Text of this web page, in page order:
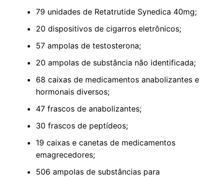
79 unidades de Retatrutide Synedica 40mg;
20 dispositivos de cigarros eletrônicos;
57 ampolas de testosterona;
20 ampolas de substância não identificada;
68 caixas de medicamentos anabolizantes e
hormonais diversos;
47 frascos de anabolizantes;
30 frascos de peptídeos;
19 caixas e canetas de medicamentos
emagrecedores;
506 ampolas de substâncias para